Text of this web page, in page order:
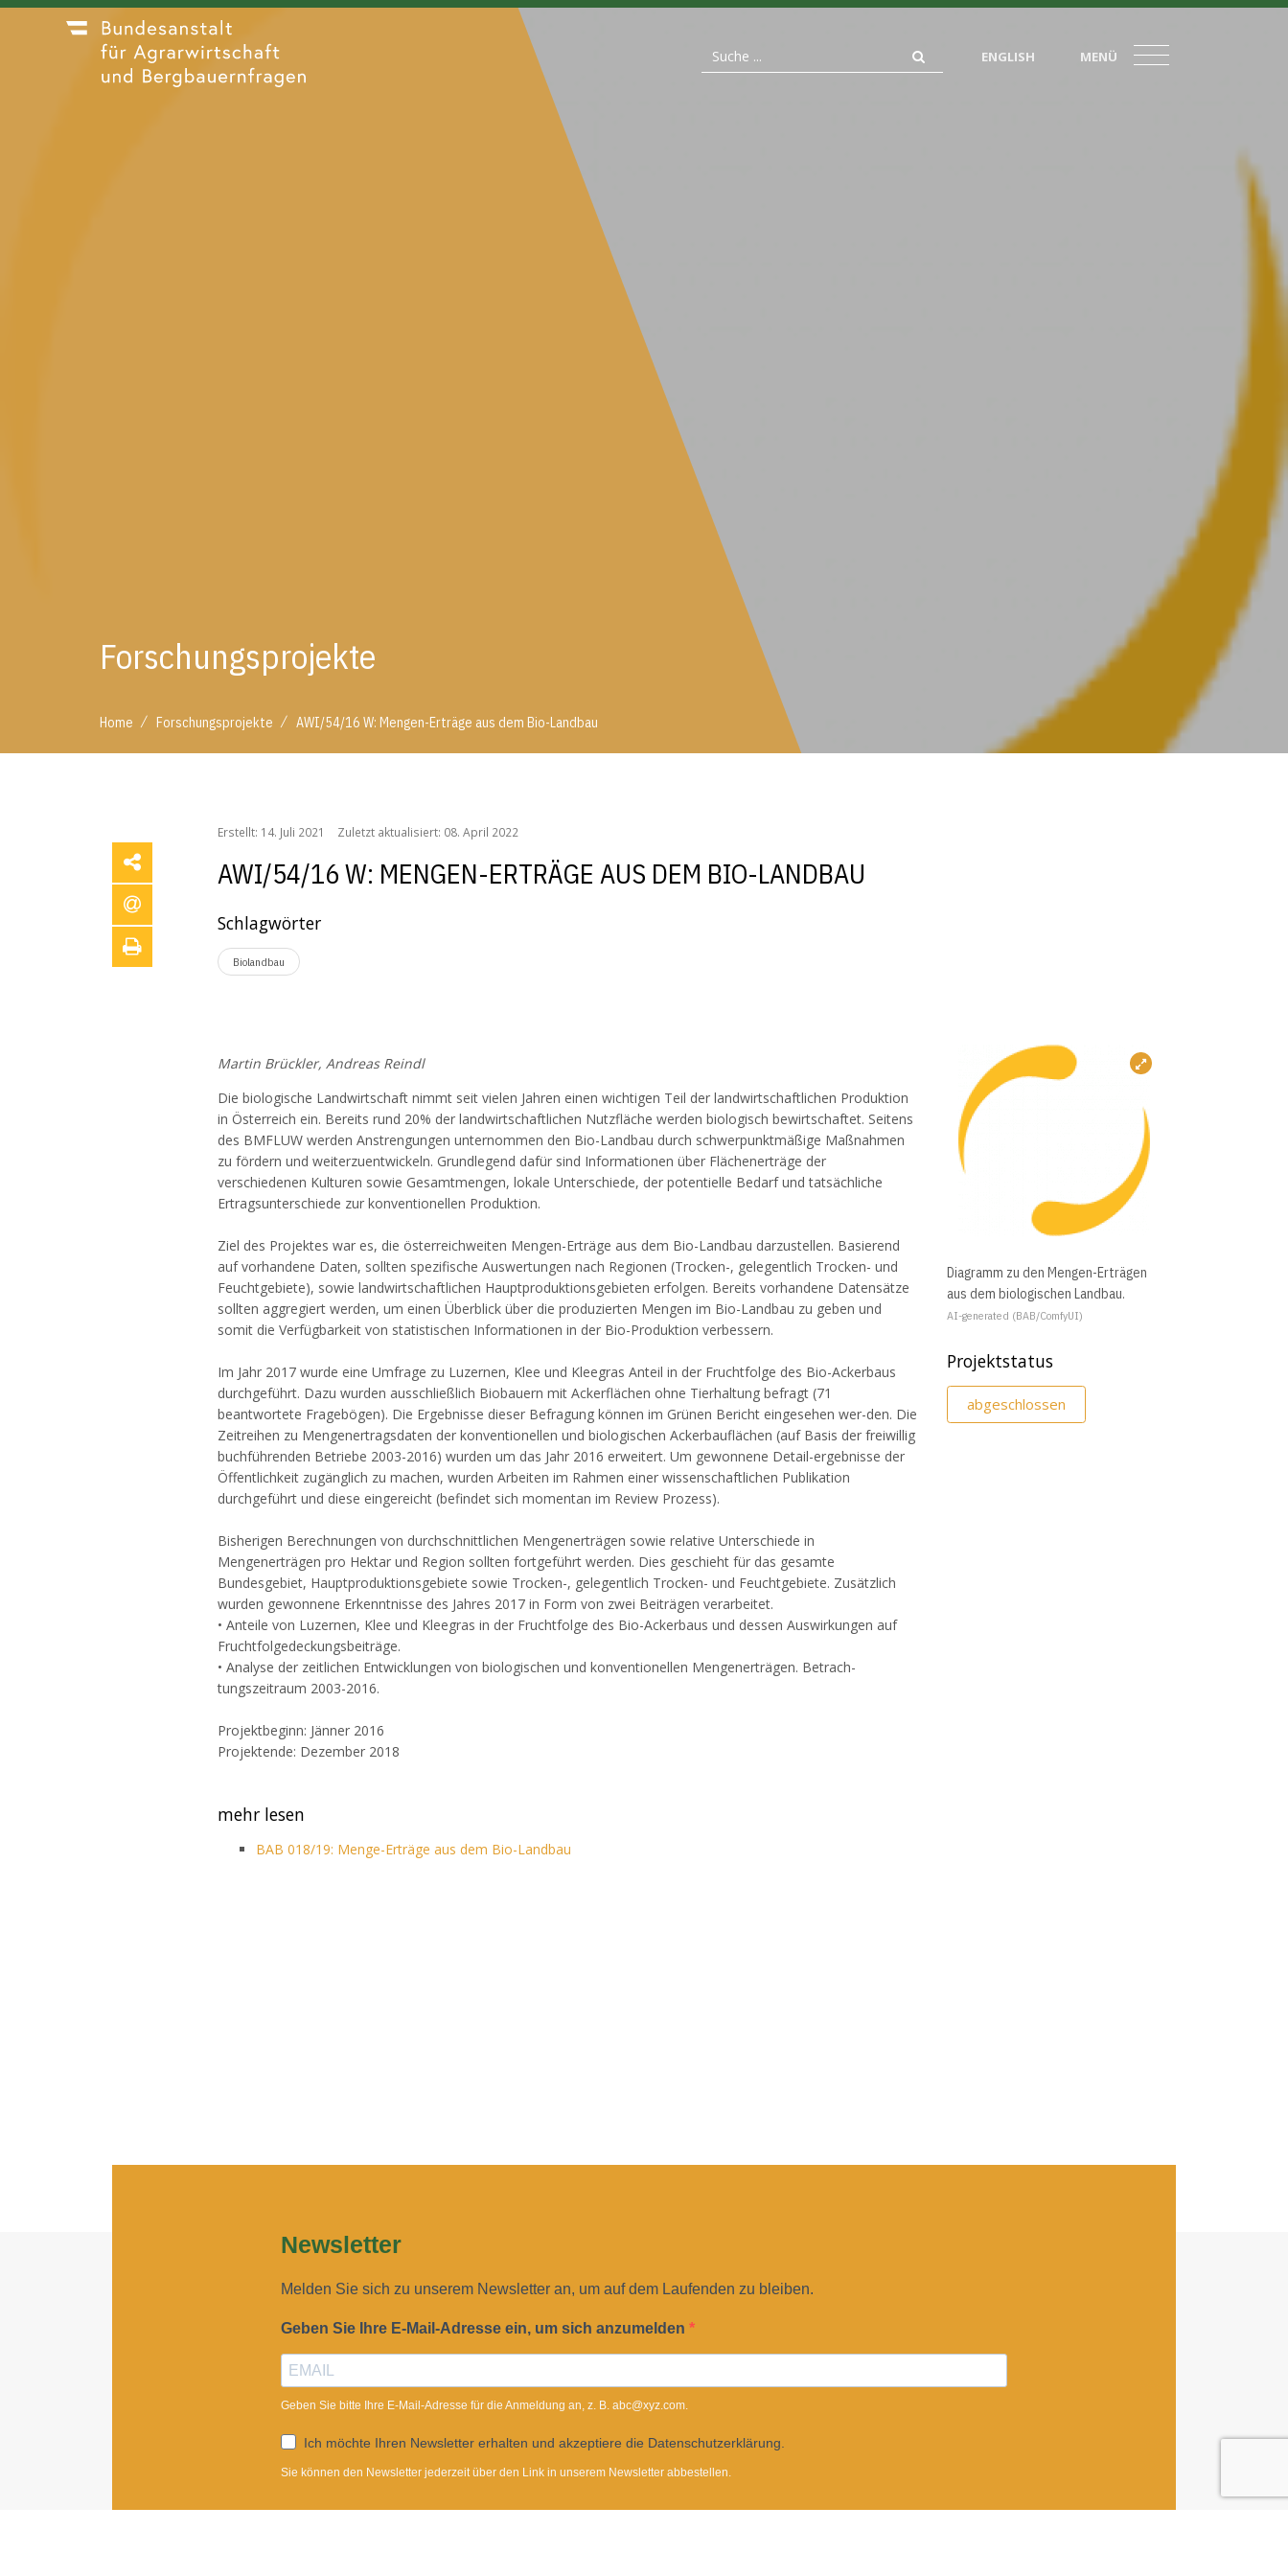
ENGLISH MENÜ
Forschungsprojekte
Home / Forschungsprojekte / AWI/54/16 W: Mengen-Erträge aus dem Bio-Landbau
Erstellt: 14. Juli 2021 Zuletzt aktualisiert: 08. April 2022
AWI/54/16 W: MENGEN-ERTRÄGE AUS DEM BIO-LANDBAU
Schlagwörter
Biolandbau
Martin Brückler, Andreas Reindl
Die biologische Landwirtschaft nimmt seit vielen Jahren einen wichtigen Teil der landwirtschaftlichen Produktion
in Österreich ein. Bereits rund 20% der landwirtschaftlichen Nutzfläche werden biologisch bewirtschaftet. Seitens
des BMFLUW werden Anstrengungen unternommen den Bio-Landbau durch schwerpunktmäßige Maßnahmen
zu fördern und weiterzuentwickeln. Grundlegend dafür sind Informationen über Flächenerträge der
verschiedenen Kulturen sowie Gesamtmengen, lokale Unterschiede, der potentielle Bedarf und tatsächliche
Ertragsunterschiede zur konventionellen Produktion.
Ziel des Projektes war es, die österreichweiten Mengen-Erträge aus dem Bio-Landbau darzustellen. Basierend
auf vorhandene Daten, sollten spezifische Auswertungen nach Regionen (Trocken-, gelegentlich Trocken- und
Feuchtgebiete), sowie landwirtschaftlichen Hauptproduktionsgebieten erfolgen. Bereits vorhandene Datensätze
sollten aggregiert werden, um einen Überblick über die produzierten Mengen im Bio-Landbau zu geben und
somit die Verfügbarkeit von statistischen Informationen in der Bio-Produktion verbessern.
Im Jahr 2017 wurde eine Umfrage zu Luzernen, Klee und Kleegras Anteil in der Fruchtfolge des Bio-Ackerbaus
durchgeführt. Dazu wurden ausschließlich Biobauern mit Ackerflächen ohne Tierhaltung befragt (71
beantwortete Fragebögen). Die Ergebnisse dieser Befragung können im Grünen Bericht eingesehen wer-den. Die
Zeitreihen zu Mengenertragsdaten der konventionellen und biologischen Ackerbauflächen (auf Basis der freiwillig
buchführenden Betriebe 2003-2016) wurden um das Jahr 2016 erweitert. Um gewonnene Detail-ergebnisse der
Öffentlichkeit zugänglich zu machen, wurden Arbeiten im Rahmen einer wissenschaftlichen Publikation
durchgeführt und diese eingereicht (befindet sich momentan im Review Prozess).
Bisherigen Berechnungen von durchschnittlichen Mengenerträgen sowie relative Unterschiede in
Mengenerträgen pro Hektar und Region sollten fortgeführt werden. Dies geschieht für das gesamte
Bundesgebiet, Hauptproduktionsgebiete sowie Trocken-, gelegentlich Trocken- und Feuchtgebiete. Zusätzlich
wurden gewonnene Erkenntnisse des Jahres 2017 in Form von zwei Beiträgen verarbeitet.
• Anteile von Luzernen, Klee und Kleegras in der Fruchtfolge des Bio-Ackerbaus und dessen Auswirkungen auf
Fruchtfolgedeckungsbeiträge.
• Analyse der zeitlichen Entwicklungen von biologischen und konventionellen Mengenerträgen. Betrach-
tungszeitraum 2003-2016.
Projektbeginn: Jänner 2016
Projektende: Dezember 2018
mehr lesen
BAB 018/19: Menge-Erträge aus dem Bio-Landbau
Diagramm zu den Mengen-Erträgen
aus dem biologischen Landbau.
AI-generated (BAB/ComfyUI)
Projektstatus
abgeschlossen
Newsletter
Melden Sie sich zu unserem Newsletter an, um auf dem Laufenden zu bleiben.
Geben Sie Ihre E-Mail-Adresse ein, um sich anzumelden
Geben Sie bitte Ihre E-Mail-Adresse für die Anmeldung an, z. B. abc@xyz.com.
Ich möchte Ihren Newsletter erhalten und akzeptiere die Datenschutzerklärung.
Sie können den Newsletter jederzeit über den Link in unserem Newsletter abbestellen.